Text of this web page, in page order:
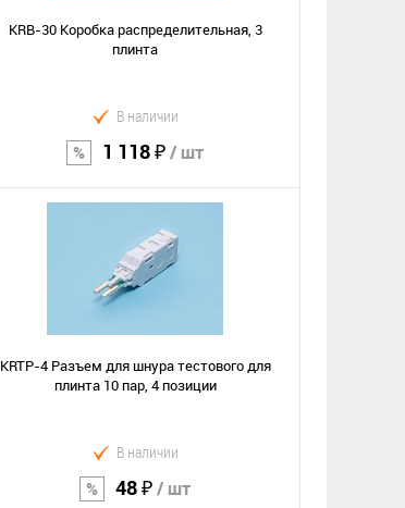
KRB-30 Коробка распределительная, 3
плинта
В наличии
1 118 ₽/ шт
В корзину
KRTP-4 Разъем для шнура тестового для
плинта 10 пар, 4 позиции
В наличии
48 ₽/ шт